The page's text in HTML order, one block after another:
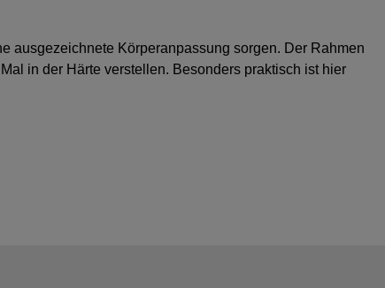
ausgezeichnete Körperanpassung sorgen. Der Rahmen
in der Härte verstellen. Besonders praktisch ist hier